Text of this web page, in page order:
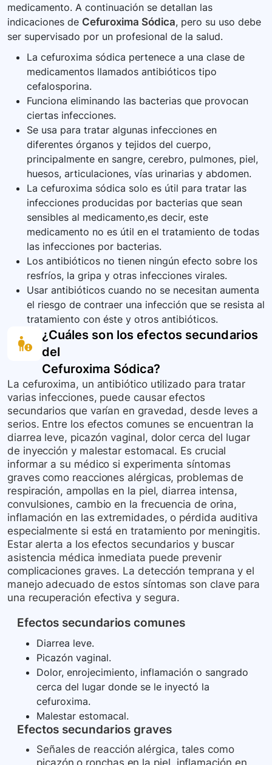
medicamento. A continuación se detallan las
indicaciones de Cefuroxima Sódica, pero su uso debe
ser supervisado por un profesional de la salud.
La cefuroxima sódica pertenece a una clase de
medicamentos llamados antibióticos tipo
cefalosporina.
Funciona eliminando las bacterias que provocan
ciertas infecciones.
Se usa para tratar algunas infecciones en
diferentes órganos y tejidos del cuerpo,
principalmente en sangre, cerebro, pulmones, piel,
huesos, articulaciones, vías urinarias y abdomen.
La cefuroxima sódica solo es útil para tratar las
infecciones producidas por bacterias que sean
sensibles al medicamento,es decir, este
medicamento no es útil en el tratamiento de todas
las infecciones por bacterias.
Los antibióticos no tienen ningún efecto sobre los
resfríos, la gripa y otras infecciones virales.
Usar antibióticos cuando no se necesitan aumenta
el riesgo de contraer una infección que se resista al
tratamiento con éste y otros antibióticos.
¿Cuáles son los efectos secundarios
del
Cefuroxima Sódica?
La cefuroxima, un antibiótico utilizado para tratar
varias infecciones, puede causar efectos
secundarios que varían en gravedad, desde leves a
serios. Entre los efectos comunes se encuentran la
diarrea leve, picazón vaginal, dolor cerca del lugar
de inyección y malestar estomacal. Es crucial
informar a su médico si experimenta síntomas
graves como reacciones alérgicas, problemas de
respiración, ampollas en la piel, diarrea intensa,
convulsiones, cambio en la frecuencia de orina,
inflamación en las extremidades, o pérdida auditiva
especialmente si está en tratamiento por meningitis.
Estar alerta a los efectos secundarios y buscar
asistencia médica inmediata puede prevenir
complicaciones graves. La detección temprana y el
manejo adecuado de estos síntomas son clave para
una recuperación efectiva y segura.
Efectos secundarios comunes
Diarrea leve.
Picazón vaginal.
Dolor, enrojecimiento, inflamación o sangrado
cerca del lugar donde se le inyectó la
cefuroxima.
Malestar estomacal.
Efectos secundarios graves
Señales de reacción alérgica, tales como